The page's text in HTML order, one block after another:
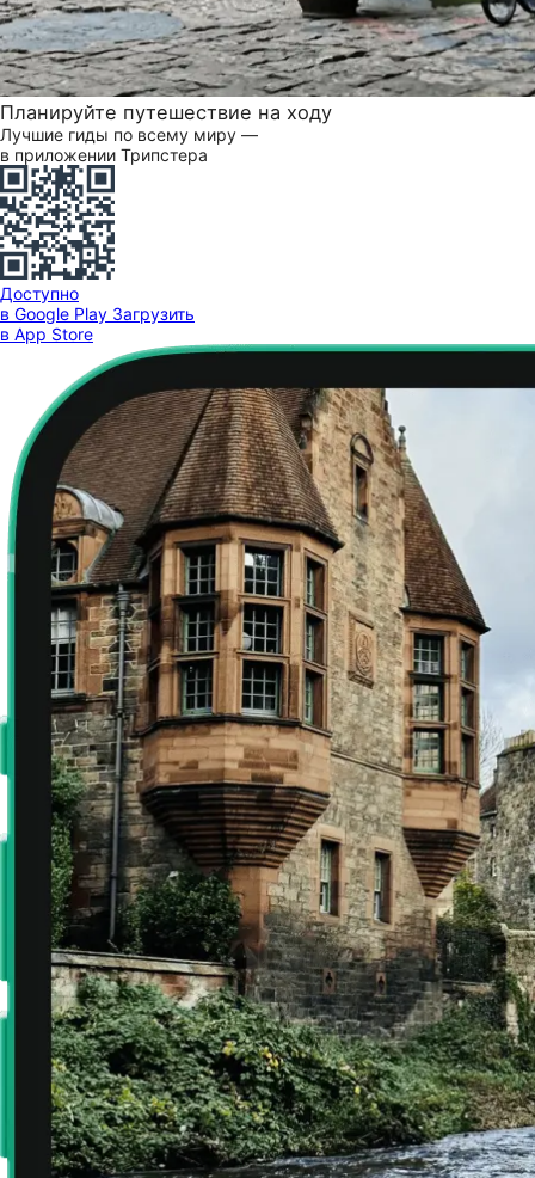
Планируйте путешествие на ходу
Лучшие гиды по всему миру —
в приложении Трипстера
Доступно
в Google Play Загрузить
в App Store